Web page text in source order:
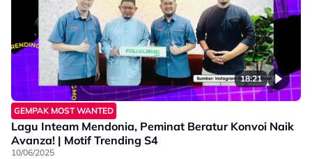
18:21
GEMPAK MOST WANTED
Lagu Inteam Mendonia, Peminat Beratur Konvoi Naik
Avanza! | Motif Trending S4
10/06/2025